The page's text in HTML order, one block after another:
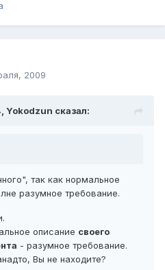
2009
сказал:
так как нормальное
разумное требование.
описание своего
- разумное требование.
Вы не находите?